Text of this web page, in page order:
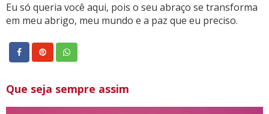
Eu só queria você aqui, pois o seu abraço se transforma
em meu abrigo, meu mundo e a paz que eu preciso.
Que seja sempre assim